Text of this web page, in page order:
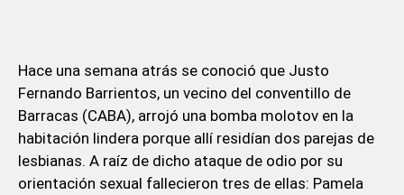
Hace una semana atrás se conoció que Justo
Fernando Barrientos, un vecino del conventillo de
Barracas (CABA), arrojó una bomba molotov en la
habitación lindera porque allí residían dos parejas de
lesbianas. A raíz de dicho ataque de odio por su
orientación sexual fallecieron tres de ellas: Pamela